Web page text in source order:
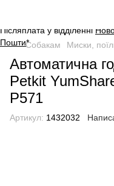
Собакам Миски,
Автоматична
Petkit
P571
Артикул: 1432032
Післяплата у відділенні
Пошти*